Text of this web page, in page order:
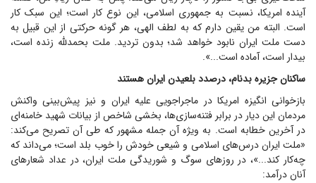
آینده امریکا، نسبت به جمهوری اسلامی، این نوع کار است؛ این سبک کار
است. البته من یقین دارم که به لطف الهی، هر گونه حرکتی از این قبیل به
دست ملت ایران نابود خواهد شد؛ بدون تردید. ملت بحمدلله زنده است،
بیدار است، آماده است...».
ساکنان جزیره بدنام، درصدد بلعیدن ایران هستند
بازخوانی انگیزه امریکا در ماجراجویی علیه ایران و نیز پیش‌بینی واکنش
مردمان این دیار در برابر فتنه‌سازی‌ها، بخشی شاخص از بیانات شهید خامنه‌ای
در آخرین خطابه است. به ویژه آن جمله مشهور که طی آن تصریح می‌کند:
«ملت ایران درس‌های اسلامی و شیعی خودش را خوب بلد است؛ می‌داند که
چه‌کار کند...»، در روز‌های سوگ و شوریدگی ملت ایران، در عداد شعار‌های
آنان درآمد: